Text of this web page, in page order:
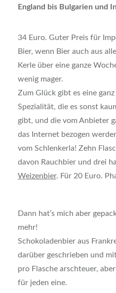
England bis Bulgarien und
34 Euro. Guter Preis für
Bier, wenn Bier auch aus
Kerle über eine ganze
wenig mager.
Zum Glück gibt es eine
Spezialität, die es sonst
gibt, und die vom Anbieter
das Internet bezogen
vom Schlenkerla! Zehn
davon Rauchbier und drei
Weizenbier. Für 20 Euro.
Dann hat’s mich aber
mehr!
Schokoladenbier aus
darüber geschrieben und
pro Flasche arschteuer,
für jeden eine.